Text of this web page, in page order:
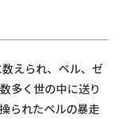
えられ、ペル、ゼ
多く世の中に送り
られたペルの暴⾛